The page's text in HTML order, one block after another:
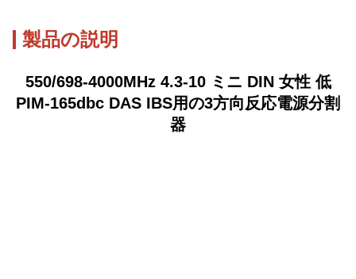
製品の説明
550/698-4000MHz 4.3-10 ミニ DIN 女性 低
PIM-165dbc DAS IBS用の3方向反応電源分割
器